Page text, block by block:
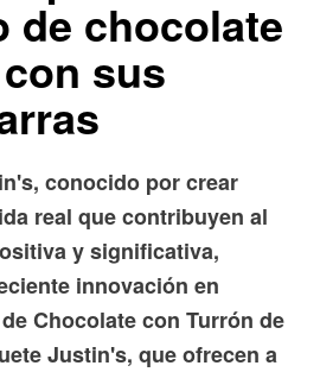
de chocolate
sus
conocido por crear
real que contribuyen al
y significativa,
innovación en
Chocolate con Turrón de
Justin's, que ofrecen a